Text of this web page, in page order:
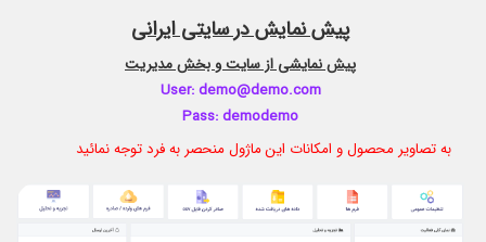
پیش نمایش در سایتی ایرانی
پیش نمایشی از سایت و بخش مدیریت
User: demo@demo.com
Pass: demodemo
به تصاویر محصول و امکانات این ماژول منحصر به فرد توجه نمائید